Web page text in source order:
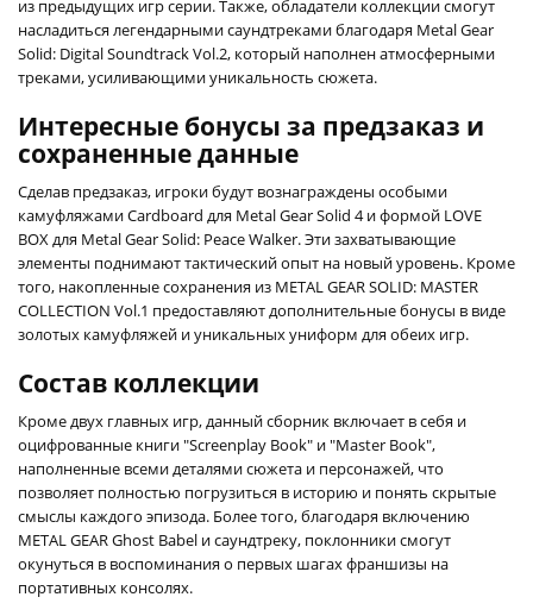
из предыдущих игр серии. Также, обладатели коллекции смогут
насладиться легендарными саундтреками благодаря Metal Gear
Solid: Digital Soundtrack Vol.2, который наполнен атмосферными
треками, усиливающими уникальность сюжета.
Интересные бонусы за предзаказ и
сохраненные данные
Сделав предзаказ, игроки будут вознаграждены особыми
камуфляжами Cardboard для Metal Gear Solid 4 и формой LOVE
BOX для Metal Gear Solid: Peace Walker. Эти захватывающие
элементы поднимают тактический опыт на новый уровень. Кроме
того, накопленные сохранения из METAL GEAR SOLID: MASTER
COLLECTION Vol.1 предоставляют дополнительные бонусы в виде
золотых камуфляжей и уникальных униформ для обеих игр.
Состав коллекции
Кроме двух главных игр, данный сборник включает в себя и
оцифрованные книги "Screenplay Book" и "Master Book",
наполненные всеми деталями сюжета и персонажей, что
позволяет полностью погрузиться в историю и понять скрытые
смыслы каждого эпизода. Более того, благодаря включению
METAL GEAR Ghost Babel и саундтреку, поклонники смогут
окунуться в воспоминания о первых шагах франшизы на
портативных консолях.